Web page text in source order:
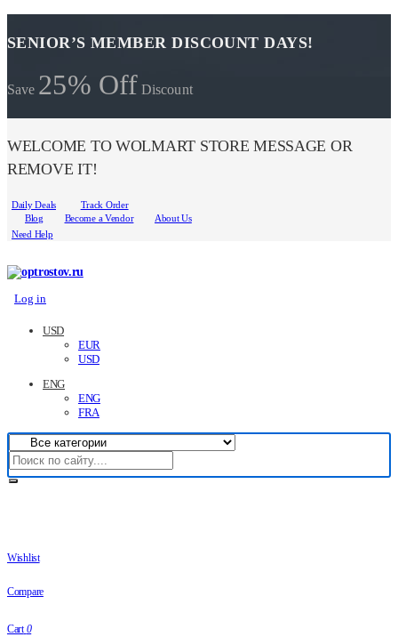
SENIOR’S MEMBER DISCOUNT DAYS!
Save 25% Off Discount
WELCOME TO WOLMART STORE MESSAGE OR
REMOVE IT!
Daily Deals
Track Order
Blog
Become a Vendor
About Us
Need Help
Log in
USD
EUR
USD
ENG
ENG
FRA
Wishlist
Compare
Cart 0